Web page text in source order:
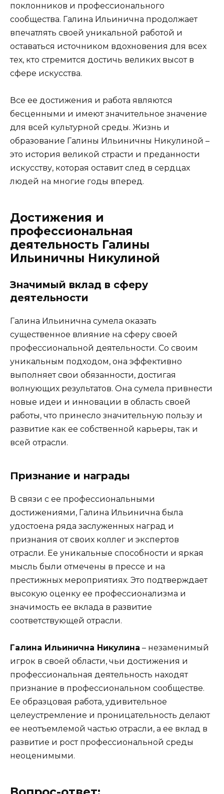
поклонников и профессионального
сообщества. Галина Ильинична продолжает
впечатлять своей уникальной работой и
оставаться источником вдохновения для всех
тех, кто стремится достичь великих высот в
сфере искусства.
Все ее достижения и работа являются
бесценными и имеют значительное значение
для всей культурной среды. Жизнь и
образование Галины Ильиничны Никулиной –
это история великой страсти и преданности
искусству, которая оставит след в сердцах
людей на многие годы вперед.
Достижения и
профессиональная
деятельность Галины
Ильиничны Никулиной
Значимый вклад в сферу
деятельности
Галина Ильинична сумела оказать
существенное влияние на сферу своей
профессиональной деятельности. Со своим
уникальным подходом, она эффективно
выполняет свои обязанности, достигая
волнующих результатов. Она сумела привнести
новые идеи и инновации в область своей
работы, что принесло значительную пользу и
развитие как ее собственной карьеры, так и
всей отрасли.
Признание и награды
В связи с ее профессиональными
достижениями, Галина Ильинична была
удостоена ряда заслуженных наград и
признания от своих коллег и экспертов
отрасли. Ее уникальные способности и яркая
мысль были отмечены в прессе и на
престижных мероприятиях. Это подтверждает
высокую оценку ее профессионализма и
значимость ее вклада в развитие
соответствующей отрасли.
Галина Ильинична Никулина – незаменимый
игрок в своей области, чьи достижения и
профессиональная деятельность находят
признание в профессиональном сообществе.
Ее образцовая работа, удивительное
целеустремление и проницательность делают
ее неотъемлемой частью отрасли, а ее вклад в
развитие и рост профессиональной среды
неоценимыми.